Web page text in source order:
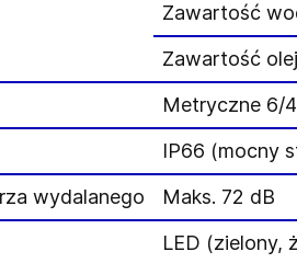
Zawartość
Zawartość
Metryczne 6/
IP66 (mocny
wydalanego
Maks. 72 dB
LED (zielony,